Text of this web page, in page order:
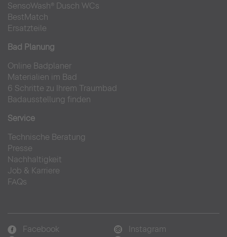
SensoWash® Dusch WCs
BestMatch
Ersatzteile
Bad Planung
Online Badplaner
Materialien im Bad
6 Schritte zu Ihrem Traumbad
Badausstellung finden
Service
Technische Beratung
Presse
Nachhaltigkeit
Job & Karriere
FAQs
Facebook
Instagram